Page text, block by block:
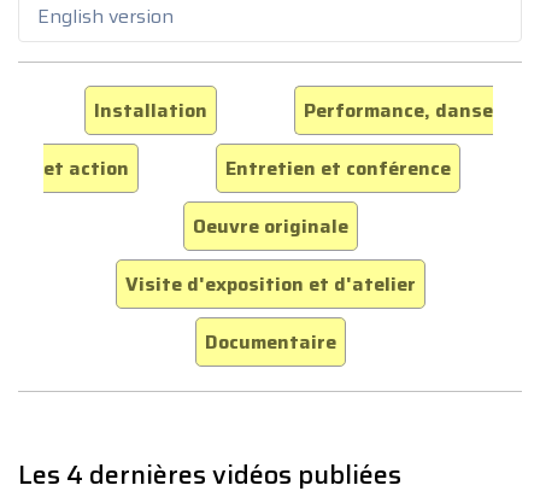
English version
Installation
Performance, danse
et action
Entretien et conférence
Oeuvre originale
Visite d'exposition et d'atelier
Documentaire
Les 4 dernières vidéos publiées